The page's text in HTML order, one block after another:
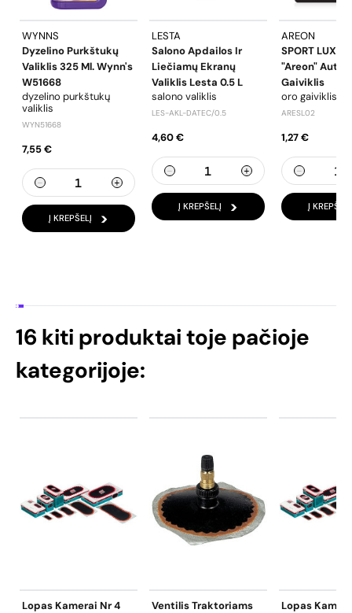
WYNNS
Dyzelino Purkštukų
Valiklis 325 Ml. Wynn's
W51668
dyzelino purkštukų
valiklis
WYN51668
7,55 €
Į KREPŠELĮ
LESTA
Salono Apdailos Ir
Liečiamų Ekranų
Valiklis Lesta 0.5 L
salono valiklis
LES-AKL-DATEC/0.5
4,60 €
Į KREPŠELĮ
AREON
SPORT LUX -
"Areon" Auto
Gaiviklis
oro gaiviklis
ARESL02
1,27 €
Į KREPŠELĮ
16 kiti produktai toje pačioje
kategorijoje:
Lopas Kamerai Nr 4
Ventilis Traktoriams
Lopas